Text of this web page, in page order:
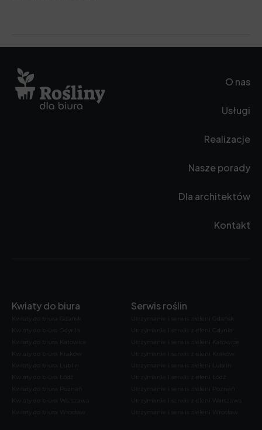
O nas
Usługi
Realizacje
Nasze porady
Dla architektów
Kontakt
Kwiaty do biura
Kwiaty do biura Gdańsk
Kwiaty do biura Gdynia
Kwiaty do biura Katowice
Kwiaty do biura Kraków
Kwiaty do biura Lublin
Kwiaty do biura Łódź
Kwiaty do biura Poznań
Kwiaty do biura Warszawa
Kwiaty do biura Wrocław
Serwis roślin
Utrzymanie i serwis zieleni Gdańsk
Utrzymanie i serwis zieleni Gdynia
Utrzymanie i serwis zieleni Katowice
Utrzymanie i serwis zieleni Kraków
Utrzymanie i serwis zieleni Lublin
Utrzymanie i serwis zieleni Łódź
Utrzymanie i serwis zieleni Poznań
Utrzymanie i serwis zieleni Warszawa
Utrzymanie i serwis zieleni Wrocław